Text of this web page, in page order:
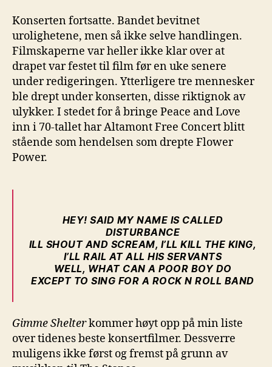
Konserten fortsatte. Bandet bevitnet
urolighetene, men så ikke selve handlingen.
Filmskaperne var heller ikke klar over at
drapet var festet til film før en uke senere
under redigeringen. Ytterligere tre mennesker
ble drept under konserten, disse riktignok av
ulykker. I stedet for å bringe Peace and Love
inn i 70-tallet har Altamont Free Concert blitt
stående som hendelsen som drepte Flower
Power.
HEY! SAID MY NAME IS CALLED
DISTURBANCE
ILL SHOUT AND SCREAM, I’LL KILL THE KING,
I’LL RAIL AT ALL HIS SERVANTS
WELL, WHAT CAN A POOR BOY DO
EXCEPT TO SING FOR A ROCK N ROLL BAND
Gimme Shelterkommer høyt opp på min liste
over tidenes beste konsertfilmer. Dessverre
muligens ikke først og fremst på grunn av